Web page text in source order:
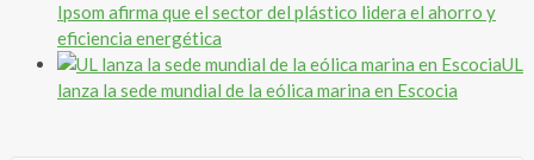
Ipsom afirma que el sector del plástico lidera el ahorro y
eficiencia energética
UL
lanza la sede mundial de la eólica marina en Escocia